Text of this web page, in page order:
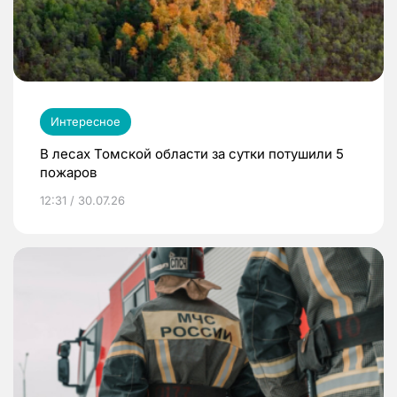
Интересное
В лесах Томской области за сутки потушили 5
пожаров
12:31 / 30.07.26